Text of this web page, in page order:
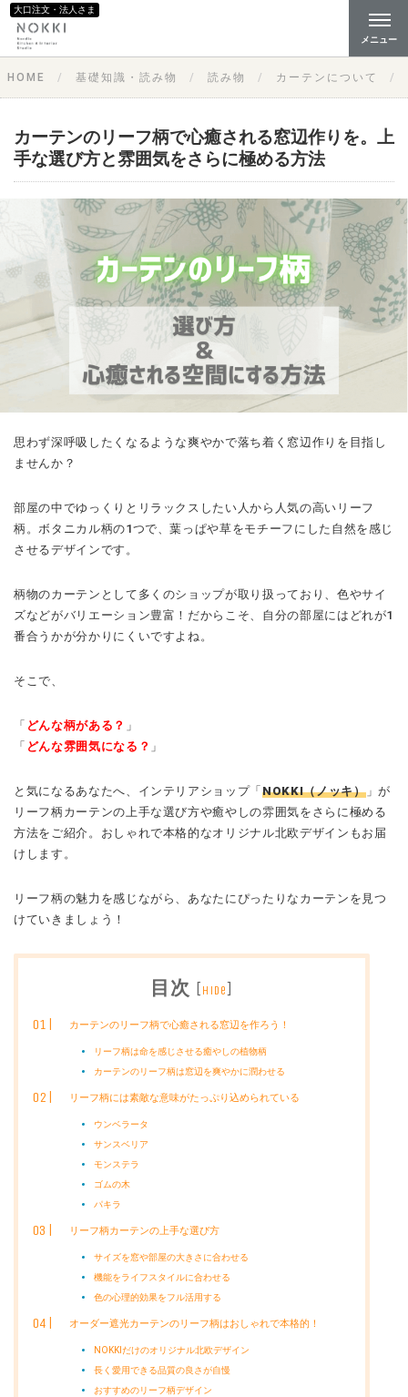
大口注文・法人さま
メニュー
HOME 基礎知識・読み物 読み物 カーテンについて
カーテンのリーフ柄で心癒される窓辺作りを。上
手な選び方と雰囲気をさらに極める方法
思わず深呼吸したくなるような爽やかで落ち着く窓辺作りを目指し
ませんか？
部屋の中でゆっくりとリラックスしたい人から人気の高いリーフ
柄。ボタニカル柄の1つで、葉っぱや草をモチーフにした自然を感じ
させるデザインです。
柄物のカーテンとして多くのショップが取り扱っており、色やサイ
ズなどがバリエーション豊富！だからこそ、自分の部屋にはどれが1
番合うかが分かりにくいですよね。
そこで、
「 どんな柄がある？ 」
「 どんな雰囲気になる？ 」
と気になるあなたへ、インテリアショップ「 NOKKI（ノッキ）」が
リーフ柄カーテンの上手な選び方や癒やしの雰囲気をさらに極める
方法をご紹介。おしゃれで本格的なオリジナル北欧デザインもお届
けします。
リーフ柄の魅力を感じながら、あなたにぴったりなカーテンを見つ
けていきましょう！
目次 [hide]
カーテンのリーフ柄で心癒される窓辺を作ろう！
リーフ柄は命を感じさせる癒やしの植物柄
カーテンのリーフ柄は窓辺を爽やかに潤わせる
リーフ柄には素敵な意味がたっぷり込められている
ウンベラータ
サンスベリア
モンステラ
ゴムの木
パキラ
リーフ柄カーテンの上手な選び方
サイズを窓や部屋の大きさに合わせる
機能をライフスタイルに合わせる
色の心理的効果をフル活用する
オーダー遮光カーテンのリーフ柄はおしゃれで本格的！
NOKKIだけのオリジナル北欧デザイン
長く愛用できる品質の良さが自慢
おすすめのリーフ柄デザイン